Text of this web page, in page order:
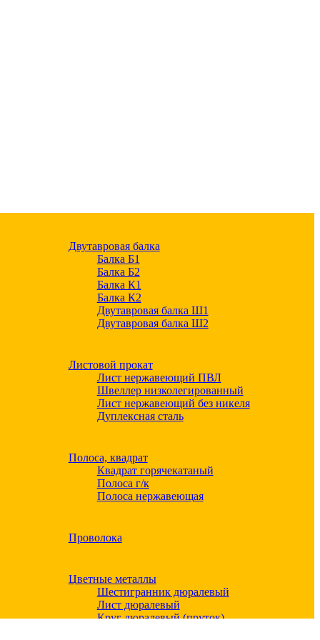
Двутавровая балка
Балка Б1
Балка Б2
Балка К1
Балка К2
Двутавровая балка Ш1
Двутавровая балка Ш2
Листовой прокат
Лист нержавеющий ПВЛ
Швеллер низколегированный
Лист нержавеющий без никеля
Дуплексная сталь
Полоса, квадрат
Квадрат горячекатаный
Полоса г/к
Полоса нержавеющая
Проволока
Цветные металлы
Шестигранник дюралевый
Лист дюралевый
Круг дюралевый (пруток)